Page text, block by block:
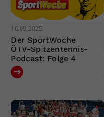
16.09.2025
Der SportWoche
ÖTV-Spitzentennis-
Podcast: Folge 4